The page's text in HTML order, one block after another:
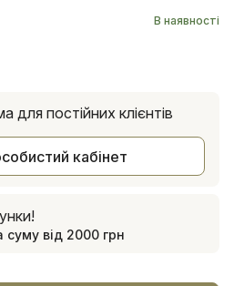
В наявності
для постійних клієнтів
кабінет
суму від 2000 грн